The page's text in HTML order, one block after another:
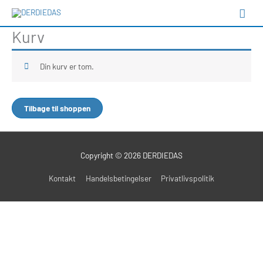
indholdet
Kurv
Din kurv er tom.
Tilbage til shoppen
Copyright © 2026 DERDIEDAS
Kontakt Handelsbetingelser Privatlivspolitik